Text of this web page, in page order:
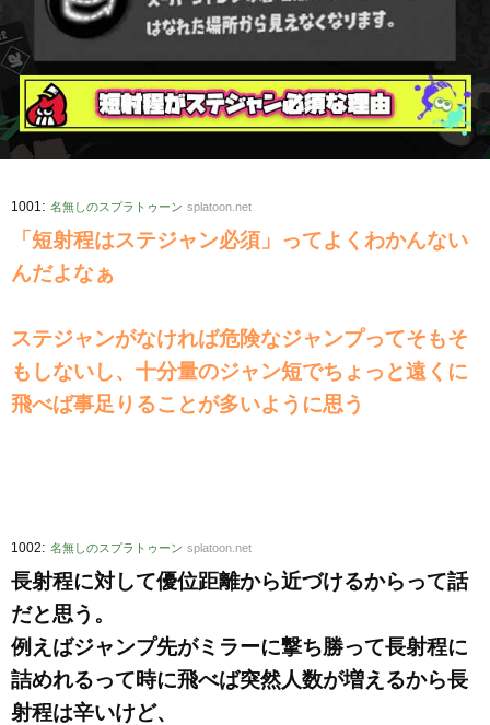
1001: 名無しのスプラトゥーン splatoon.net
「短射程はステジャン必須」ってよくわかんない
んだよなぁ
ステジャンがなければ危険なジャンプってそもそ
もしないし、十分量のジャン短でちょっと遠くに
飛べば事足りることが多いように思う
1002: 名無しのスプラトゥーン splatoon.net
長射程に対して優位距離から近づけるからって話
だと思う。
例えばジャンプ先がミラーに撃ち勝って長射程に
詰めれるって時に飛べば突然人数が増えるから長
射程は辛いけど、